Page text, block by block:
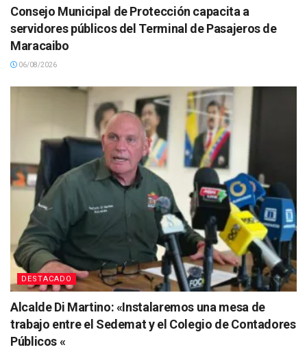
Consejo Municipal de Protección capacita a
servidores públicos del Terminal de Pasajeros de
Maracaibo
06/08/2026
DESTACADO
Alcalde Di Martino: «Instalaremos una mesa de
trabajo entre el Sedemat y el Colegio de Contadores
Públicos «